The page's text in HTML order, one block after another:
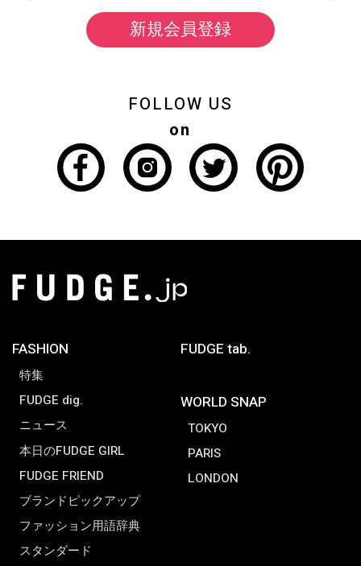
新規会員登録
FOLLOW US
on
FASHION
特集
FUDGE dig.
ニュース
本日のFUDGE GIRL
FUDGE FRIEND
ブランドピックアップ
ファッション用語辞典
スタンダード
FUDGE tab.
WORLD SNAP
TOKYO
PARIS
LONDON